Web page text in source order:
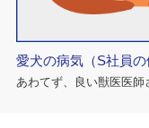
愛犬の病気（S社員の
あわてず、良い獣医医師